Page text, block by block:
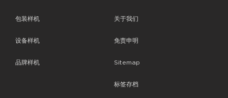
包装样机
设备样机
品牌样机
关于我们
免责申明
Sitemap
标签存档